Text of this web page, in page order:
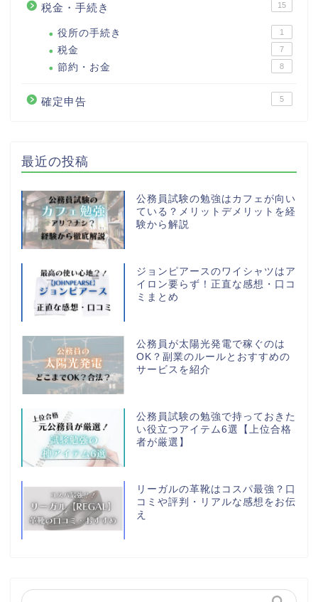
税金・手続き 15
役所の手続き 1
税金 7
節約・お金 8
確定申告 5
最近の投稿
公務員試験の勉強はカフェが向い
ている？メリットデメリットを経
験から解説
ジョンピアースのワイシャツはア
イロン要らず！正直な感想・口コ
ミまとめ
公務員が太陽光発電で稼ぐのは
OK？副業のルールとおすすめの
サービスを紹介
公務員試験の勉強で持っておきた
い役立つアイテム6選【上位合格
者が厳選】
リーガルの革靴はコスパ最強？口
コミや評判・リアルな感想をお伝
え